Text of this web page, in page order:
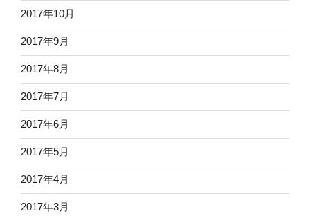
2017年10月
2017年9月
2017年8月
2017年7月
2017年6月
2017年5月
2017年4月
2017年3月